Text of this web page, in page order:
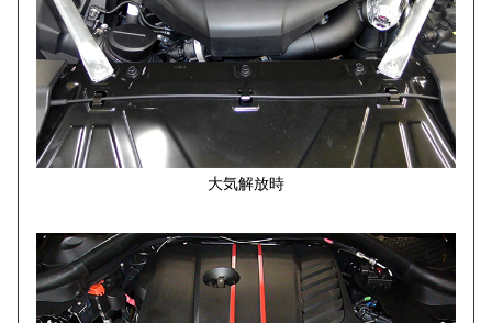
大気解放時